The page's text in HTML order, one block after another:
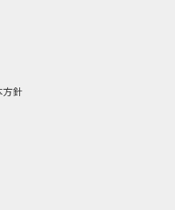
方針